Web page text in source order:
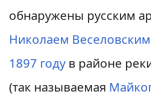
обнаружены русским
Николаем Веселовским
1897 годув районе
(так называемая